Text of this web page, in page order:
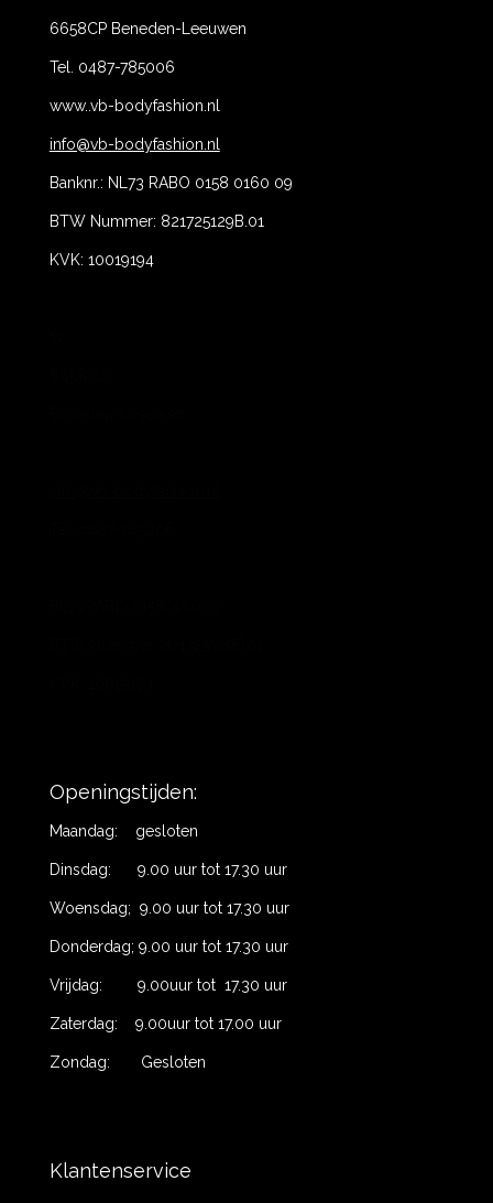
6658CP Beneden-Leeuwen
Tel. 0487-785006
www..vb-bodyfashion.nl
info@vb-bodyfashion.nl
Banknr.: NL73 RABO 0158 0160 09
BTW Nummer: 821725129B.01
KVK: 10019194
Openingstijden:
Maandag: gesloten
Dinsdag: 9.00 uur tot 17.30 uur
Woensdag; 9.00 uur tot 17.30 uur
Donderdag; 9.00 uur tot 17.30 uur
Vrijdag: 9.00uur tot 17.30 uur
Zaterdag: 9.00uur tot 17.00 uur
Zondag: Gesloten
Klantenservice